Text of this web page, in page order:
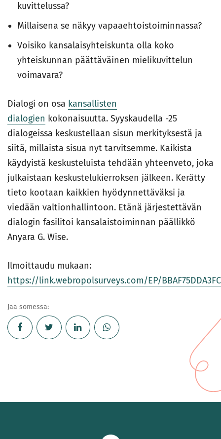
kuvittelussa?
Millaisena se näkyy vapaaehtoistoiminnassa?
Voisiko kansalaisyhteiskunta olla koko
yhteiskunnan päättäväinen mielikuvittelun
voimavara?
Dialogi on osa kansallisten
dialogien kokonaisuutta. Syyskaudella -25
dialogeissa keskustellaan sisun merkityksestä ja
siitä, millaista sisua nyt tarvitsemme. Kaikista
käydyistä keskusteluista tehdään yhteenveto, joka
julkaistaan keskustelukierroksen jälkeen. Kerätty
tieto kootaan kaikkien hyödynnettäväksi ja
viedään valtionhallintoon. Etänä järjestettävän
dialogin fasilitoi kansalaistoiminnan päällikkö
Anyara G. Wise.
Ilmoittaudu mukaan:
https://link.webropolsurveys.com/EP/
Jaa somessa: